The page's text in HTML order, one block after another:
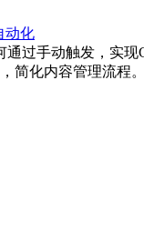
动化
通过手动触发，实现
简化内容管理流程。